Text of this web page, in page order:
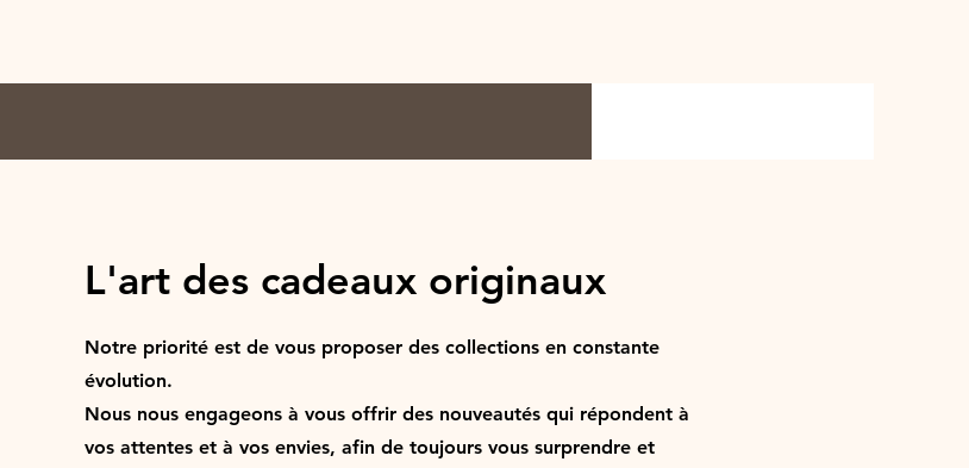
L'art des cadeaux originaux
Notre priorité est de vous proposer des collections en constante
évolution.
Nous nous engageons à vous offrir des nouveautés qui répondent à
vos attentes et à vos envies, afin de toujours vous surprendre et